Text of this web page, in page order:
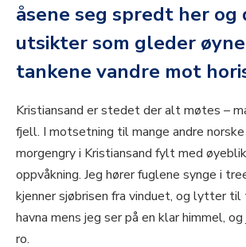
åsene seg spredt her og
utsikter som gleder
tankene vandre mot
Kristiansand er stedet der alt møtes –
fjell. I motsetning til mange andre
morgengry i Kristiansand fylt med
oppvåkning. Jeg hører fuglene synge i
kjenner sjøbrisen fra vinduet, og lytter til
havna mens jeg ser på en klar himmel,
ro.